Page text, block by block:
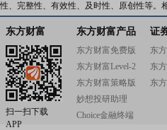
性、完整性、有效性、及时性、原创性等。
东方财富
扫一扫下载
APP
东方财富产品
东方财富免费版
东方财富Level-2
东方财富策略版
妙想投研助理
Choice金融终端
证
东
东
东